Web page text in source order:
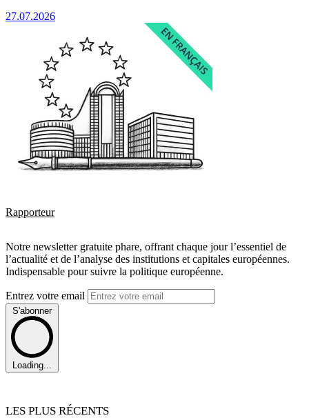
27.07.2026
Rapporteur
Notre newsletter gratuite phare, offrant chaque jour l’essentiel de
l’actualité et de l’analyse des institutions et capitales européennes.
Indispensable pour suivre la politique européenne.
Entrez votre email
S'abonner
Loading...
LES PLUS RÉCENTS